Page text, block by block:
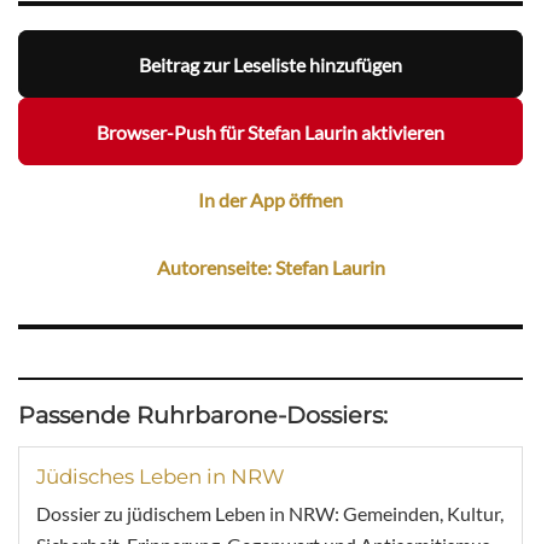
Beitrag zur Leseliste hinzufügen
Browser-Push für Stefan Laurin aktivieren
In der App öffnen
Autorenseite: Stefan Laurin
Passende Ruhrbarone-Dossiers:
Jüdisches Leben in NRW
Dossier zu jüdischem Leben in NRW: Gemeinden, Kultur,